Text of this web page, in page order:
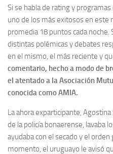
Si se habla de rating y
uno de los más exitosos en este
promedia 18 puntos cada noche.
distintas polémicas y debates
en el mismo, el más reciente y
comentario, hecho a modo de
el atentado a la Asociación
conocida como AMIA.
La ahora exparticipante,
de la policía bonaerense, lavaba
ayudaba con el secado y el orden
momento, el uruguayo le avisó